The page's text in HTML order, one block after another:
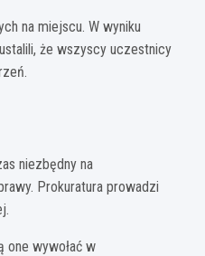
na miejscu. W wyniku
że wszyscy uczestnicy
niezbędny na
Prokuratura prowadzi
one wywołać w